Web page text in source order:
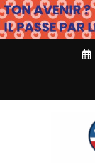
Aller
au
contenu